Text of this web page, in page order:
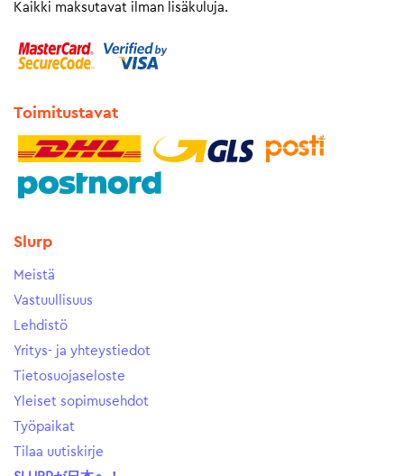
Kaikki maksutavat ilman lisäkuluja.
Toimitustavat
Slurp
Meistä
Vastuullisuus
Lehdistö
Yritys- ja yhteystiedot
Tietosuojaseloste
Yleiset sopimusehdot
Työpaikat
Tilaa uutiskirje